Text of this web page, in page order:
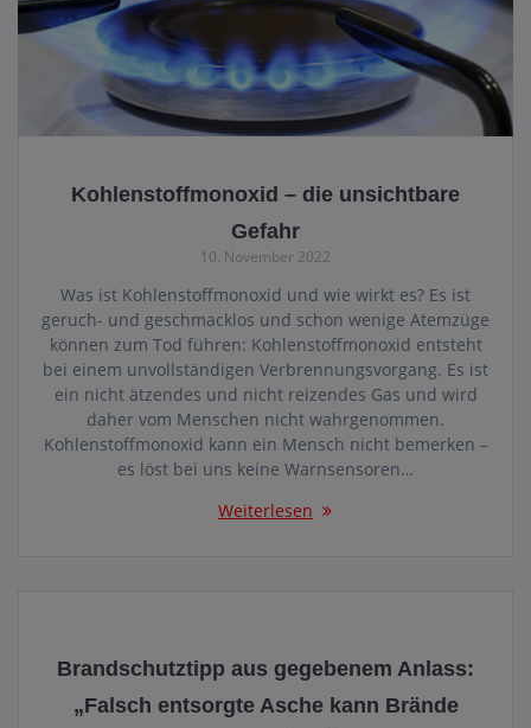
Kohlenstoffmonoxid – die unsichtbare
Gefahr
10. November 2022
Was ist Kohlenstoffmonoxid und wie wirkt es? Es ist
geruch- und geschmacklos und schon wenige Atemzüge
können zum Tod führen: Kohlenstoffmonoxid entsteht
bei einem unvollständigen Verbrennungsvorgang. Es ist
ein nicht ätzendes und nicht reizendes Gas und wird
daher vom Menschen nicht wahrgenommen.
Kohlenstoffmonoxid kann ein Mensch nicht bemerken –
es löst bei uns keine Warnsensoren…
Weiterlesen
Brandschutztipp aus gegebenem Anlass:
„Falsch entsorgte Asche kann Brände